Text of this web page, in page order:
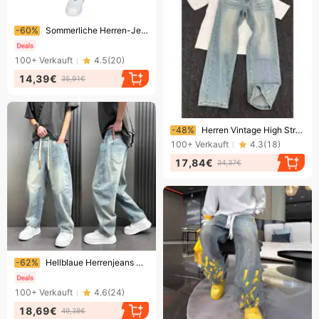
Endet bald!
-60% Sommerliche Herren-Jeans im lockeren, geraden Bein-Stil, schlichte, gewaschene Denim-Shorts, trendige Five Point Pants-Variante
100+ Verkauft 4.5(20)
14,39€ 35,91€
Endet bald!
-48%
Herren Vintage High Street Bootcut Jeans – Relaxed Fit Distressed Denim Hose für die Freizeit
100+ Verkauft 4.3(18)
17,84€ 34,37€
Endet bald!
-62% Hellblaue Herrenjeans mit geradem Bein und lockerer Passform im angesagten Retro-Stil mit elastischem Bund – modisch und vielseitig.
100+ Verkauft 4.6(24)
18,69€ 49,38€